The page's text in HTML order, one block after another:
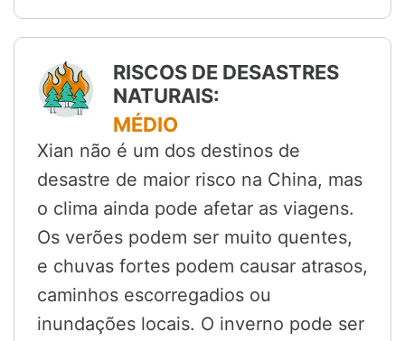
RISCOS DE DESASTRES
NATURAIS:
MÉDIO
Xian não é um dos destinos de
desastre de maior risco na China, mas
o clima ainda pode afetar as viagens.
Os verões podem ser muito quentes,
e chuvas fortes podem causar atrasos,
caminhos escorregadios ou
inundações locais. O inverno pode ser